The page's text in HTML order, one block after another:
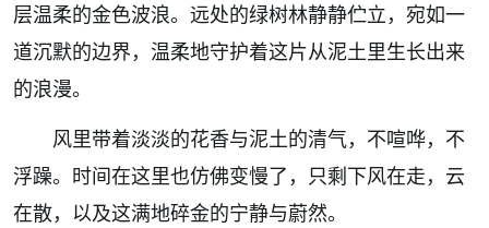
层温柔的金色波浪。远处的绿树林静静伫立，宛如一
道沉默的边界，温柔地守护着这片从泥土里生长出来
的浪漫。
风里带着淡淡的花香与泥土的清气，不喧哗，不
浮躁。时间在这里也仿佛变慢了，只剩下风在走，云
在散，以及这满地碎金的宁静与蔚然。